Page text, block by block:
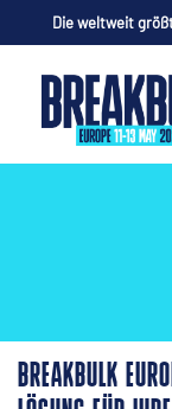
Die weltweit
BREAKBULK